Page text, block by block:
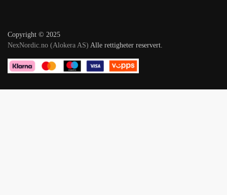
Copyright © 2025
NexNordic.no (Alokera AS) Alle rettigheter reservert.